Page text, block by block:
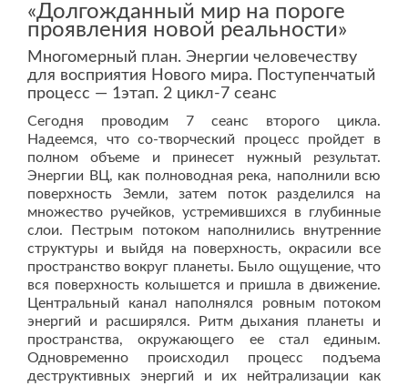
«Долгожданный мир на пороге
проявления новой реальности»
Многомерный план. Энергии человечеству
для восприятия Нового мира. Поступенчатый
процесс — 1этап. 2 цикл-7 сеанс
Сегодня проводим 7 сеанс второго цикла.
Надеемся, что со-творческий процесс пройдет в
полном объеме и принесет нужный результат.
Энергии ВЦ, как полноводная река, наполнили всю
поверхность Земли, затем поток разделился на
множество ручейков, устремившихся в глубинные
слои. Пестрым потоком наполнились внутренние
структуры и выйдя на поверхность, окрасили все
пространство вокруг планеты. Было ощущение, что
вся поверхность колышется и пришла в движение.
Центральный канал наполнялся ровным потоком
энергий и расширялся. Ритм дыхания планеты и
пространства, окружающего ее стал единым.
Одновременно происходил процесс подъема
деструктивных энергий и их нейтрализации как